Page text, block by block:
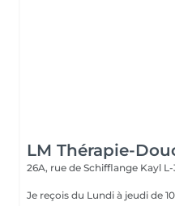
LM Thérapie-
26A, rue de Schifflange Kayl
Je reçois du Lundi à jeudi de 10 h à 20 h ;